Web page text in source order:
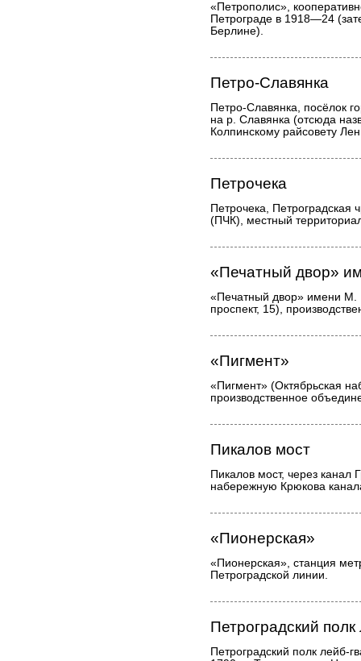
«Петрополис»,
Петрограде в 1918—24
Берлине).
Петро-Славянка
Петро-Славянка, посёлок
на р. Славянка (отсюда
Колпинскому райсовету
Петрочека
Петрочека, Петроградская
(ПЧК), местный
«Печатный двор»
«Печатный двор» имени М.
проспект, 15),
«Пигмент»
«Пигмент» (Октябрьская
производственное
Пикалов мост
Пикалов мост, через канал
набережную Крюкова
«Пионерская»
«Пионерская», станция
Петроградской линии.
Петроградский
Петроградский полк лейб-